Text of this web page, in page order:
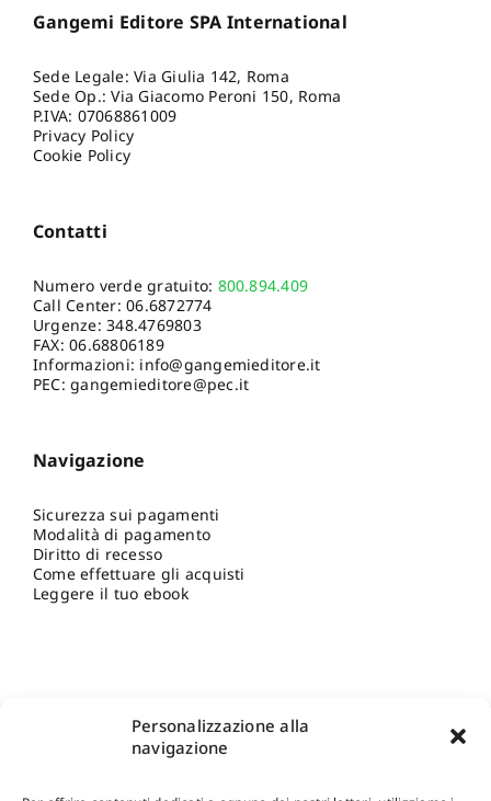
Personalizzazione alla
navigazione
Gangemi Editore SPA International
Sede Legale: Via Giulia 142, Roma
Sede Op.: Via Giacomo Peroni 150, Roma
P.IVA: 07068861009
Privacy Policy
Cookie Policy
Contatti
Numero verde gratuito: 800.894.409
Call Center:06.6872774
Urgenze:348.4769803
FAX: 06.68806189
Informazioni: info@gangemieditore.it
PEC: gangemieditore@pec.it
Navigazione
Sicurezza sui pagamenti
Modalità di pagamento
Diritto di recesso
Come effettuare gli acquisti
Leggere il tuo ebook